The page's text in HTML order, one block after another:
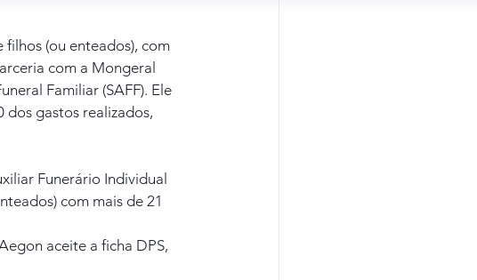
(ou enteados), com
com a Mongeral
Familiar (SAFF). Ele
dos gastos realizados,
Funerário Individual
com mais de 21
aceite a ficha DPS,